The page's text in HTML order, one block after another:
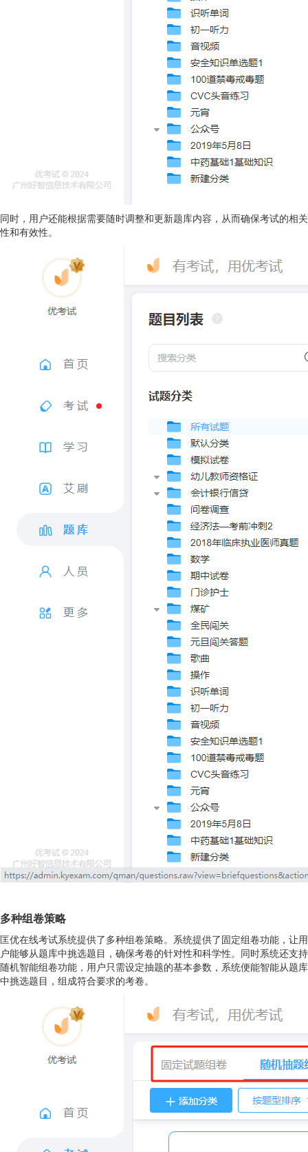
同时，用户还能根据需要随时调整和更新题库内容，从而确保考试的相关
性和有效性。
多种组卷策略
匡优在线考试系统提供了多种组卷策略。系统提供了固定组卷功能，让用
户能够从题库中挑选题目，确保考卷的针对性和科学性。同时系统还支持
随机智能组卷功能，用户只需设定抽题的基本参数，系统便能智能从题库
中挑选题目，组成符合要求的考卷。